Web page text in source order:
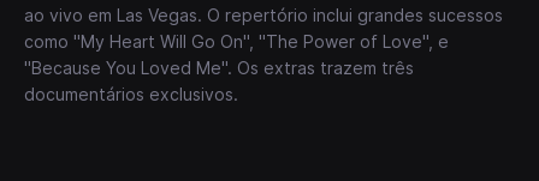
ao vivo em Las Vegas. O repertório inclui grandes sucessos
como "My Heart Will Go On", "The Power of Love", e
"Because You Loved Me". Os extras trazem três
documentários exclusivos.